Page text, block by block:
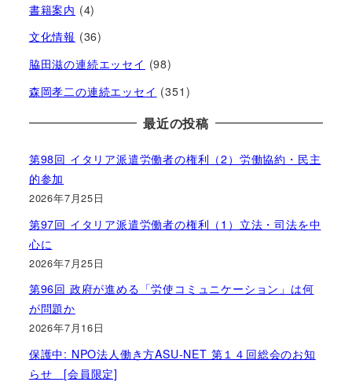
書籍案内 (4)
文化情報 (36)
脇田滋の連続エッセイ (98)
森岡孝二の連続エッセイ (351)
最近の投稿
第98回 イタリア派遣労働者の権利（2）労働協約・民主
的参加
2026年7月25日
第97回 イタリア派遣労働者の権利（1）立法・司法を中
心に
2026年7月25日
第96回 政府が進める「労使コミュニケーション」は何
が問題か
2026年7月16日
保護中: NPO法人働き方ASU-NET 第１４回総会のお知
らせ [会員限定]